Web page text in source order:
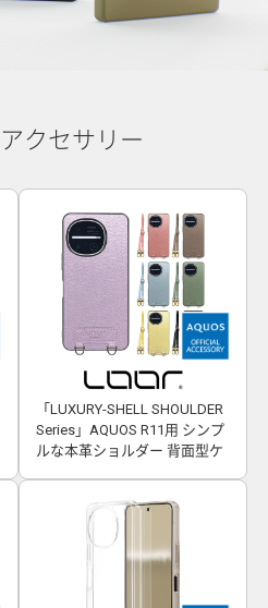
クセサリー
「LUXURY-SHELL SHOULDER
Series」AQUOS R11用 シンプ
ルな本革ショルダー 背面型ケ